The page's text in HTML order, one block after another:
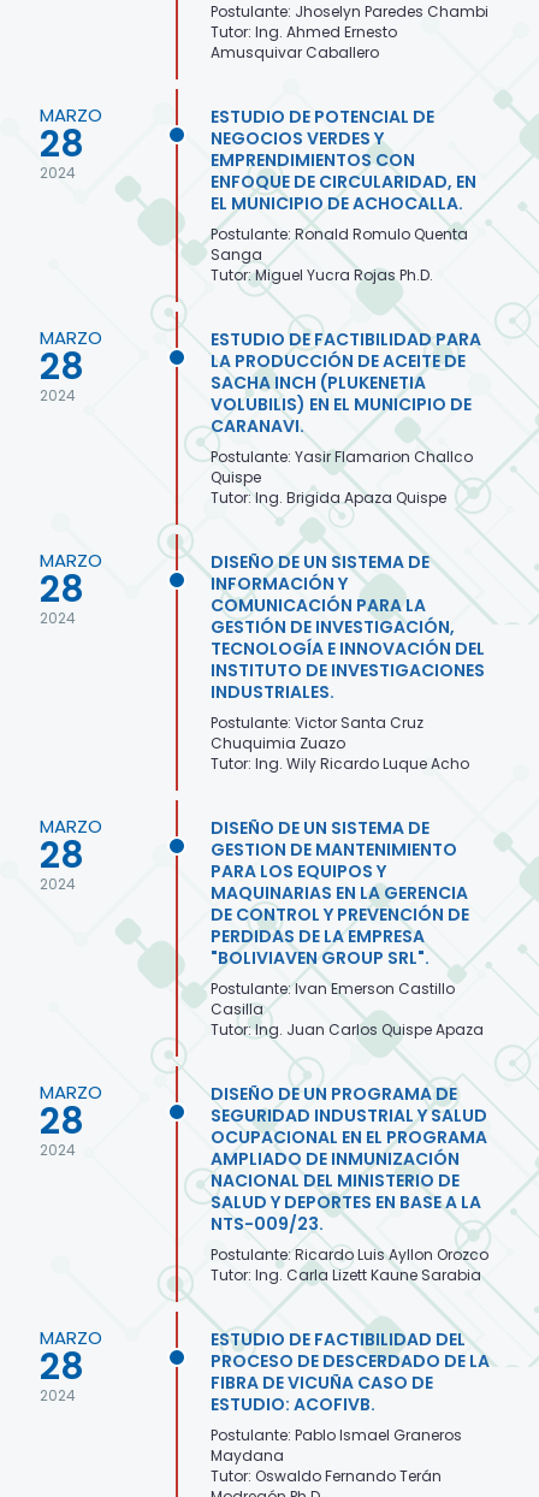
Postulante: Jhoselyn Paredes Chambi
Tutor: Ing. Ahmed Ernesto
Amusquivar Caballero
MARZO
28
2024
ESTUDIO DE POTENCIAL DE
NEGOCIOS VERDES Y
EMPRENDIMIENTOS CON
ENFOQUE DE CIRCULARIDAD, EN
EL MUNICIPIO DE ACHOCALLA.
Postulante: Ronald Romulo Quenta
Sanga
Tutor: Miguel Yucra Rojas Ph.D.
MARZO
28
2024
ESTUDIO DE FACTIBILIDAD PARA
LA PRODUCCIÓN DE ACEITE DE
SACHA INCH (PLUKENETIA
VOLUBILIS) EN EL MUNICIPIO DE
CARANAVI.
Postulante: Yasir Flamarion Challco
Quispe
Tutor: Ing. Brigida Apaza Quispe
MARZO
28
2024
DISEÑO DE UN SISTEMA DE
INFORMACIÓN Y
COMUNICACIÓN PARA LA
GESTIÓN DE INVESTIGACIÓN,
TECNOLOGÍA E INNOVACIÓN DEL
INSTITUTO DE INVESTIGACIONES
INDUSTRIALES.
Postulante: Victor Santa Cruz
Chuquimia Zuazo
Tutor: Ing. Wily Ricardo Luque Acho
MARZO
28
2024
DISEÑO DE UN SISTEMA DE
GESTION DE MANTENIMIENTO
PARA LOS EQUIPOS Y
MAQUINARIAS EN LA GERENCIA
DE CONTROL Y PREVENCIÓN DE
PERDIDAS DE LA EMPRESA
"BOLIVIAVEN GROUP SRL".
Postulante: Ivan Emerson Castillo
Casilla
Tutor: Ing. Juan Carlos Quispe Apaza
MARZO
28
2024
DISEÑO DE UN PROGRAMA DE
SEGURIDAD INDUSTRIAL Y SALUD
OCUPACIONAL EN EL PROGRAMA
AMPLIADO DE INMUNIZACIÓN
NACIONAL DEL MINISTERIO DE
SALUD Y DEPORTES EN BASE A LA
NTS-009/23.
Postulante: Ricardo Luis Ayllon Orozco
Tutor: Ing. Carla Lizett Kaune Sarabia
MARZO
28
2024
ESTUDIO DE FACTIBILIDAD DEL
PROCESO DE DESCERDADO DE LA
FIBRA DE VICUÑA CASO DE
ESTUDIO: ACOFIVB.
Postulante: Pablo Ismael Graneros
Maydana
Tutor: Oswaldo Fernando Terán